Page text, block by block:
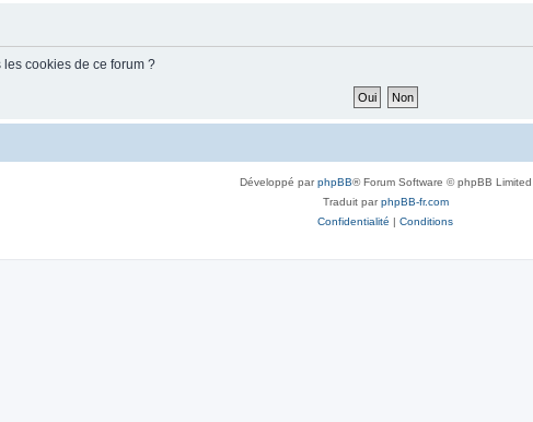
cookies de ce forum ?
Développé parphpBB® Forum Software © phpBB Limited
Traduit parphpBB-fr.com
Confidentialité | Conditions